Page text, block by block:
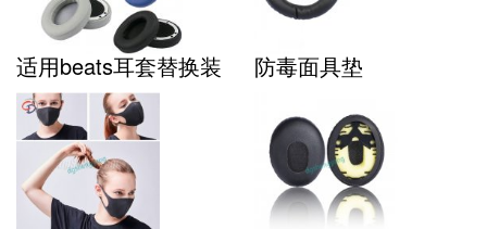
适用beats耳套替换装 防毒面具垫